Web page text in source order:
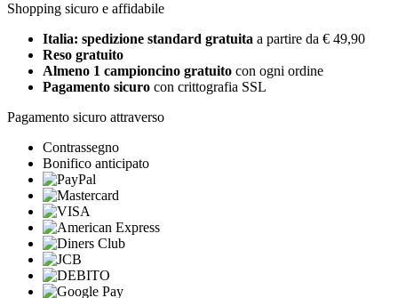
Shopping sicuro e affidabile
Italia: spedizione standard gratuita a partire da € 49,90
Reso gratuito
Almeno 1 campioncino gratuito con ogni ordine
Pagamento sicuro con crittografia SSL
Pagamento sicuro attraverso
Contrassegno
Bonifico anticipato